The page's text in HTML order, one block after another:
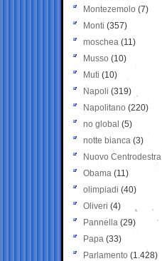
Montezemolo (7)
Monti (357)
moschea (11)
Musso (10)
Muti (10)
Napoli (319)
Napolitano (220)
no global (5)
notte bianca (3)
Nuovo Centrodestra
Obama (11)
olimpiadi (40)
Oliveri (4)
Pannella (29)
Papa (33)
Parlamento (1.428)